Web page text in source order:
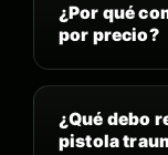
¿Por qué
por precio?
¿Qué debo
pistola